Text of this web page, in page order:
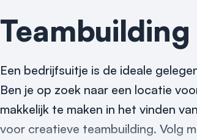
Teambuilding
Een bedrijfsuitje is de ideale
Ben je op zoek naar een locatie
makkelijk te maken in het vinden
voor creatieve teambuilding. Volg